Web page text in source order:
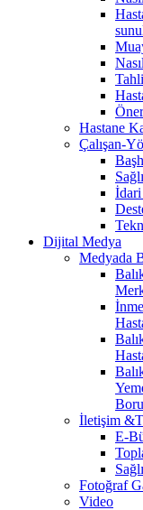
Hastane
Çalışan-
Dijital Medya
Medyada
İletişim
E-
Fotoğraf
Video